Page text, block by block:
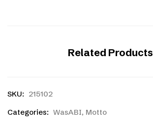
Related Products
SKU: 215102
Categories: WasABI, Motto